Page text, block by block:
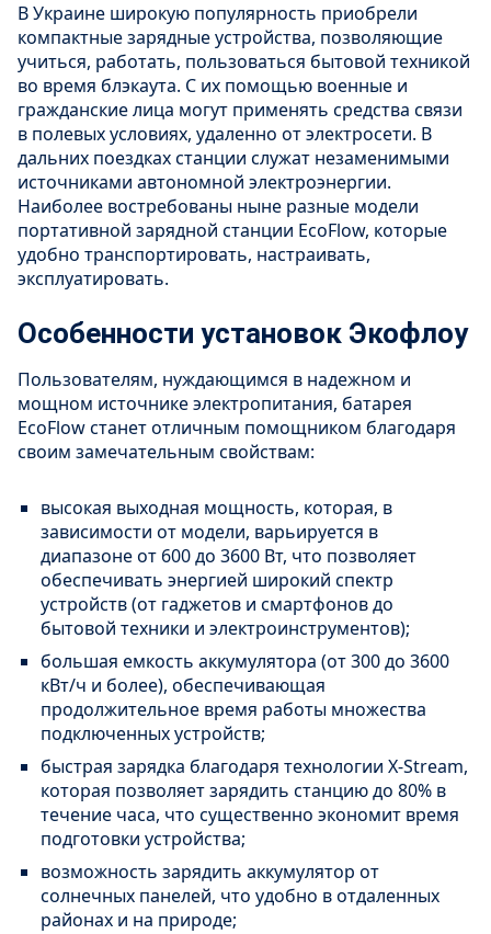
В Украине широкую популярность приобрели
компактные зарядные устройства, позволяющие
учиться, работать, пользоваться бытовой техникой
во время блэкаута. С их помощью военные и
гражданские лица могут применять средства связи
в полевых условиях, удаленно от электросети. В
дальних поездках станции служат незаменимыми
источниками автономной электроэнергии.
Наиболее востребованы ныне разные модели
портативной зарядной станции EcoFlow, которые
удобно транспортировать, настраивать,
эксплуатировать.
Особенности установок Экофлоу
Пользователям, нуждающимся в надежном и
мощном источнике электропитания, батарея
EcoFlow станет отличным помощником благодаря
своим замечательным свойствам:
высокая выходная мощность, которая, в
зависимости от модели, варьируется в
диапазоне от 600 до 3600 Вт, что позволяет
обеспечивать энергией широкий спектр
устройств (от гаджетов и смартфонов до
бытовой техники и электроинструментов);
большая емкость аккумулятора (от 300 до 3600
кВт/ч и более), обеспечивающая
продолжительное время работы множества
подключенных устройств;
быстрая зарядка благодаря технологии Х-Stream,
которая позволяет зарядить станцию до 80% в
течение часа, что существенно экономит время
подготовки устройства;
возможность зарядить аккумулятор от
солнечных панелей, что удобно в отдаленных
районах и на природе;